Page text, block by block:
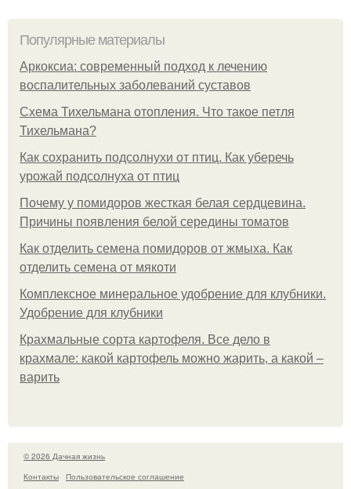
Популярные материалы
Аркоксиа: современный подход к лечению
воспалительных заболеваний суставов
Схема Тихельмана отопления. Что такое петля
Тихельмана?
Как сохранить подсолнухи от птиц. Как уберечь
урожай подсолнуха от птиц
Почему у помидоров жесткая белая сердцевина.
Причины появления белой середины томатов
Как отделить семена помидоров от жмыха. Как
отделить семена от мякоти
Комплексное минеральное удобрение для клубники.
Удобрение для клубники
Крахмальные сорта картофеля. Все дело в
крахмале: какой картофель можно жарить, а какой –
варить
© 2026 Дачная жизнь
Контакты
Пользовательское соглашение